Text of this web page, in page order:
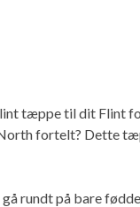
tæppe til dit Flint
fortelt? Dette
rundt på bare